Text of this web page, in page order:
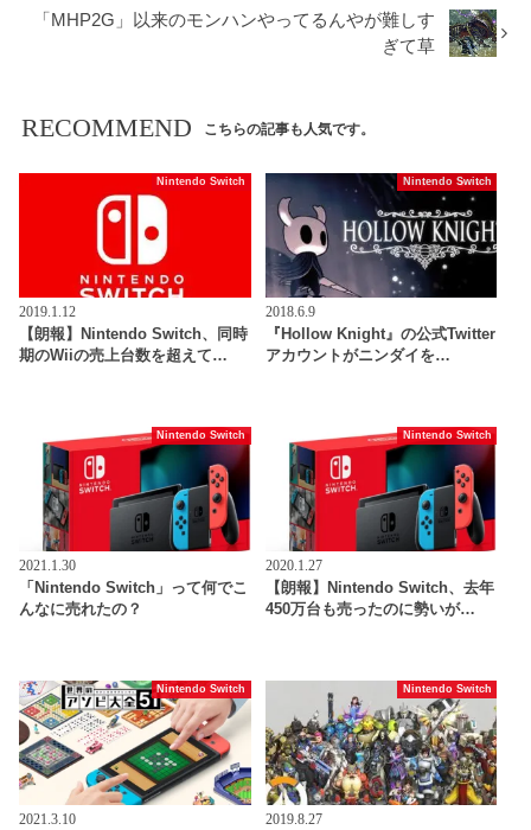
「MHP2G」以来のモンハンやってるんやが難しす
ぎて草
RECOMMEND こちらの記事も人気です。
Nintendo Switch
2019.1.12
【朗報】Nintendo Switch、同時
期のWiiの売上台数を超えて…
Nintendo Switch
2018.6.9
『Hollow Knight』の公式Twitter
アカウントがニンダイを…
Nintendo Switch
2021.1.30
「Nintendo Switch」って何でこ
んなに売れたの？
Nintendo Switch
2020.1.27
【朗報】Nintendo Switch、去年
450万台も売ったのに勢いが…
Nintendo Switch
2021.3.10
Nintendo Switch
2019.8.27